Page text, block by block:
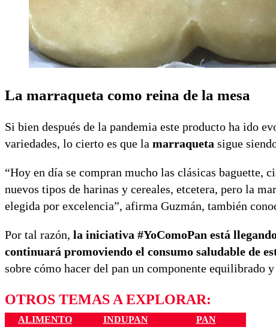
La marraqueta como reina de la mesa
Si bien después de la pandemia este producto ha ido
variedades, lo cierto es que la marraqueta sigue
“Hoy en día se compran mucho las clásicas baguette,
nuevos tipos de harinas y cereales, etcetera, pero la
elegida por excelencia”, afirma Guzmán, también
Por tal razón, la iniciativa #YoComoPan está
continuará promoviendo el consumo saludable de
sobre cómo hacer del pan un componente equilibrado
OTROS TEMAS A EXPLORAR:
ALIMENTO INDUPAN PAN